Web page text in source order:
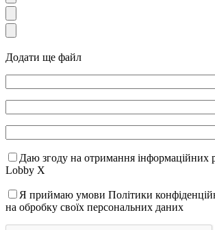
Додати ще файл
Даю згоду на отримання інформаційних
Lobby X
Я приймаю умови Політики
на обробку своїх персональних даних